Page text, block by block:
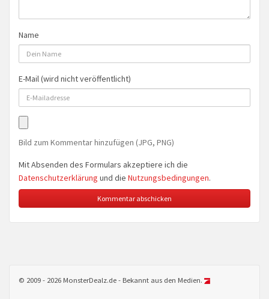
Name
E-Mail (wird nicht veröffentlicht)
Bild zum Kommentar hinzufügen (JPG, PNG)
Mit Absenden des Formulars akzeptiere ich die
Datenschutzerklärung und die Nutzungsbedingungen.
© 2009 - 2026 MonsterDealz.de - Bekannt aus den Medien.